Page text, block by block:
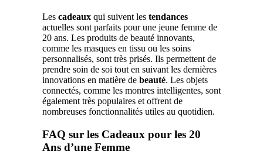
Les cadeaux qui suivent les tendances
actuelles sont parfaits pour une jeune femme de
20 ans. Les produits de beauté innovants,
comme les masques en tissu ou les soins
personnalisés, sont très prisés. Ils permettent de
prendre soin de soi tout en suivant les dernières
innovations en matière de beauté. Les objets
connectés, comme les montres intelligentes, sont
également très populaires et offrent de
nombreuses fonctionnalités utiles au quotidien.
FAQ sur les Cadeaux pour les 20
Ans d’une Femme